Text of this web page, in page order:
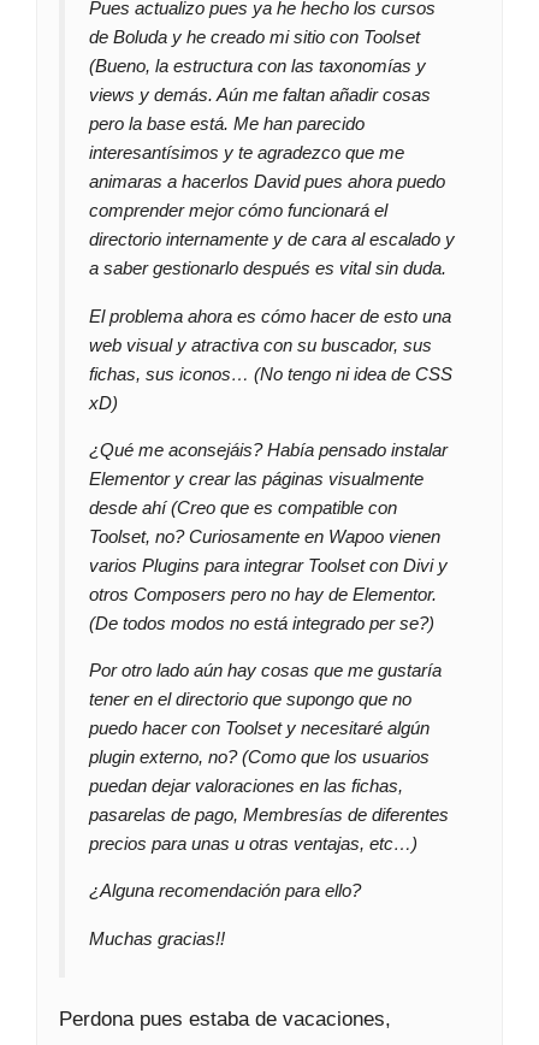
Pues actualizo pues ya he hecho los cursos
de Boluda y he creado mi sitio con Toolset
(Bueno, la estructura con las taxonomías y
views y demás. Aún me faltan añadir cosas
pero la base está. Me han parecido
interesantísimos y te agradezco que me
animaras a hacerlos David pues ahora puedo
comprender mejor cómo funcionará el
directorio internamente y de cara al escalado y
a saber gestionarlo después es vital sin duda.
El problema ahora es cómo hacer de esto una
web visual y atractiva con su buscador, sus
fichas, sus iconos… (No tengo ni idea de CSS
xD)
¿Qué me aconsejáis? Había pensado instalar
Elementor y crear las páginas visualmente
desde ahí (Creo que es compatible con
Toolset, no? Curiosamente en Wapoo vienen
varios Plugins para integrar Toolset con Divi y
otros Composers pero no hay de Elementor.
(De todos modos no está integrado per se?)
Por otro lado aún hay cosas que me gustaría
tener en el directorio que supongo que no
puedo hacer con Toolset y necesitaré algún
plugin externo, no? (Como que los usuarios
puedan dejar valoraciones en las fichas,
pasarelas de pago, Membresías de diferentes
precios para unas u otras ventajas, etc…)
¿Alguna recomendación para ello?
Muchas gracias!!
Perdona pues estaba de vacaciones,